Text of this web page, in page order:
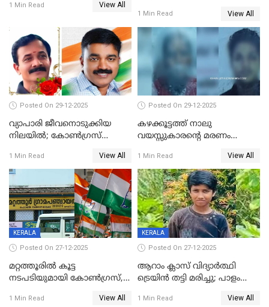
1 Min Read View All
പിഴ
1 Min Read View All
Posted On 29-12-2025
വ്യാപാരി ജീവനൊടുക്കിയ
നിലയില്‍; കോണ്‍ഗ്രസ്
മാനസികപീഡനമെന്ന് കുറിപ്പ്
1 Min Read View All
Posted On 29-12-2025
കഴക്കൂട്ടത്ത് നാലു
വയസ്സുകാരന്റെ മരണം
സുഹൃത്തും പൊലീസ്
കസ്റ്റഡിയിൽ
1 Min Read View All
KERALA
Posted On 27-12-2025
മറ്റത്തൂരിൽ കൂട്ട
നടപടിയുമായി കോണ്‍ഗ്രസ്,
എട്ട് പേര്‍ ഉള്‍പ്പെടെ
1 Min Read View All
KERALA
Posted On 27-12-2025
ആറാം ക്ലാസ് വിദ്യാർത്ഥി
ട്രെയിൻ തട്ടി മരിച്ചു; പാളം
അപകടം മലപ്പുറത്ത്
1 Min Read View All